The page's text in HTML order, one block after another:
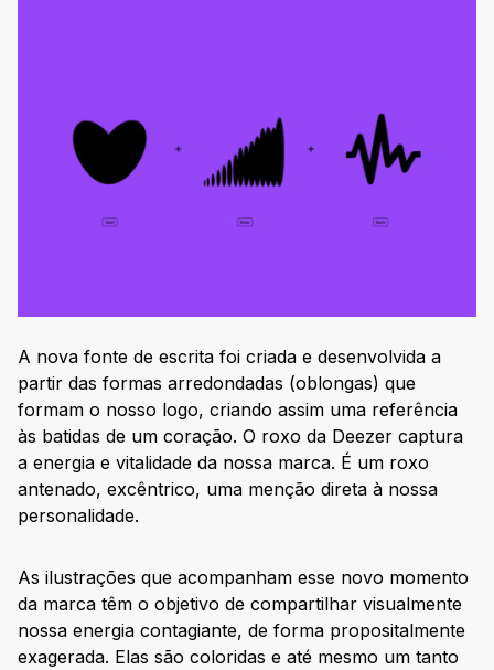
A nova fonte de escrita foi criada e desenvolvida a
partir das formas arredondadas (oblongas) que
formam o nosso logo, criando assim uma referência
às batidas de um coração. O roxo da Deezer captura
a energia e vitalidade da nossa marca. É um roxo
antenado, excêntrico, uma menção direta à nossa
personalidade.
As ilustrações que acompanham esse novo momento
da marca têm o objetivo de compartilhar visualmente
nossa energia contagiante, de forma propositalmente
exagerada. Elas são coloridas e até mesmo um tanto